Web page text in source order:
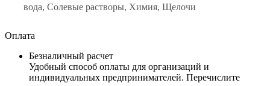
вода, Солевые растворы, Химия, Щелочи
Оплата
Безналичный расчет
Удобный способ оплаты для организаций и
индивидуальных предпринимателей. Перечислите